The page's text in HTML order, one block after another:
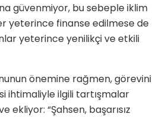
güvenmiyor, bu sebeple iklim
yeterince finanse edilmese de
yeterince yenilikçi ve etkili
önemine rağmen, görevini
ihtimaliyle ilgili tartışmalar
ekliyor: “Şahsen, başarısız